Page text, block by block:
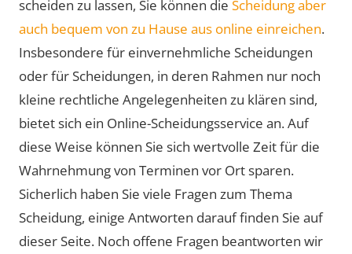
scheiden zu lassen, Sie können die Scheidung aber
auch bequem von zu Hause aus online einreichen.
Insbesondere für einvernehmliche Scheidungen
oder für Scheidungen, in deren Rahmen nur noch
kleine rechtliche Angelegenheiten zu klären sind,
bietet sich ein Online-Scheidungsservice an. Auf
diese Weise können Sie sich wertvolle Zeit für die
Wahrnehmung von Terminen vor Ort sparen.
Sicherlich haben Sie viele Fragen zum Thema
Scheidung, einige Antworten darauf finden Sie auf
dieser Seite. Noch offene Fragen beantworten wir